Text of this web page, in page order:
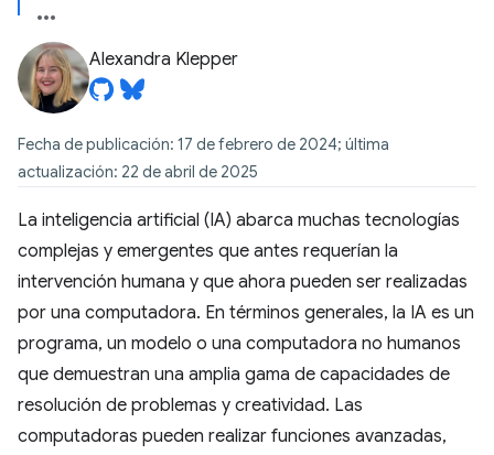
Alexandra Klepper
Fecha de publicación: 17 de febrero de 2024; última
actualización: 22 de abril de 2025
La inteligencia artificial (IA) abarca muchas tecnologías
complejas y emergentes que antes requerían la
intervención humana y que ahora pueden ser realizadas
por una computadora. En términos generales, la IA es un
programa, un modelo o una computadora no humanos
que demuestran una amplia gama de capacidades de
resolución de problemas y creatividad. Las
computadoras pueden realizar funciones avanzadas,